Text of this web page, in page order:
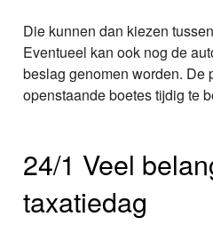
Die kunnen dan kiezen
Eventueel kan ook nog de
beslag genomen worden. De
openstaande boetes tijdig te
24/1 Veel
taxatiedag